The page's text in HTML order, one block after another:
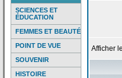
SCIENCES ET
ÉDUCATION
FEMMES ET BEAUTÉ
POINT DE VUE
SOUVENIR
HISTOIRE
Afficher